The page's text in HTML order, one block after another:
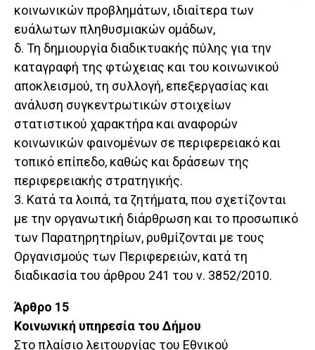
κοινωνικών προβλημάτων, ιδιαίτερα των
ευάλωτων πληθυσμιακών ομάδων,
δ. Τη δημιουργία διαδικτυακής πύλης για την
καταγραφή της φτώχειας και του κοινωνικού
αποκλεισμού, τη συλλογή, επεξεργασίας και
ανάλυση συγκεντρωτικών στοιχείων
στατιστικού χαρακτήρα και αναφορών
κοινωνικών φαινομένων σε περιφερειακό και
τοπικό επίπεδο, καθώς και δράσεων της
περιφερειακής στρατηγικής.
3. Κατά τα λοιπά, τα ζητήματα, που σχετίζονται
με την οργανωτική διάρθρωση και το προσωπικό
των Παρατηρητηρίων, ρυθμίζονται με τους
Οργανισμούς των Περιφερειών, κατά τη
διαδικασία του άρθρου 241 του ν. 3852/2010.
Άρθρο 15
Κοινωνική υπηρεσία του Δήμου
Στο πλαίσιο λειτουργίας του Εθνικού